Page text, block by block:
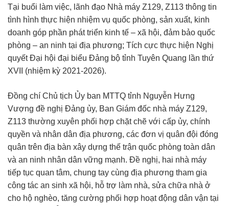
Tại buổi làm việc, lãnh đạo Nhà máy Z129, Z113 thông tin
tình hình thực hiện nhiệm vụ quốc phòng, sản xuất, kinh
doanh góp phần phát triển kinh tế – xã hội, đảm bảo quốc
phòng – an ninh tại địa phương; Tích cực thực hiện Nghị
quyết Đại hội đại biểu Đảng bộ tỉnh Tuyên Quang lần thứ
XVII (nhiệm kỳ 2021-2026).
Đồng chí Chủ tịch Ủy ban MTTQ tỉnh Nguyễn Hưng
Vượng đề nghị Đảng ủy, Ban Giám đốc nhà máy Z129,
Z113 thường xuyên phối hợp chặt chẽ với cấp ủy, chính
quyền và nhân dân địa phương, các đơn vị quân đội đóng
quân trên địa bàn xây dựng thế trận quốc phòng toàn dân
và an ninh nhân dân vững mạnh. Đề nghị, hai nhà máy
tiếp tục quan tâm, chung tay cùng địa phương tham gia
công tác an sinh xã hội, hỗ trợ làm nhà, sửa chữa nhà ở
cho hộ nghèo, tăng cường phối hợp hoạt động dân vận tại